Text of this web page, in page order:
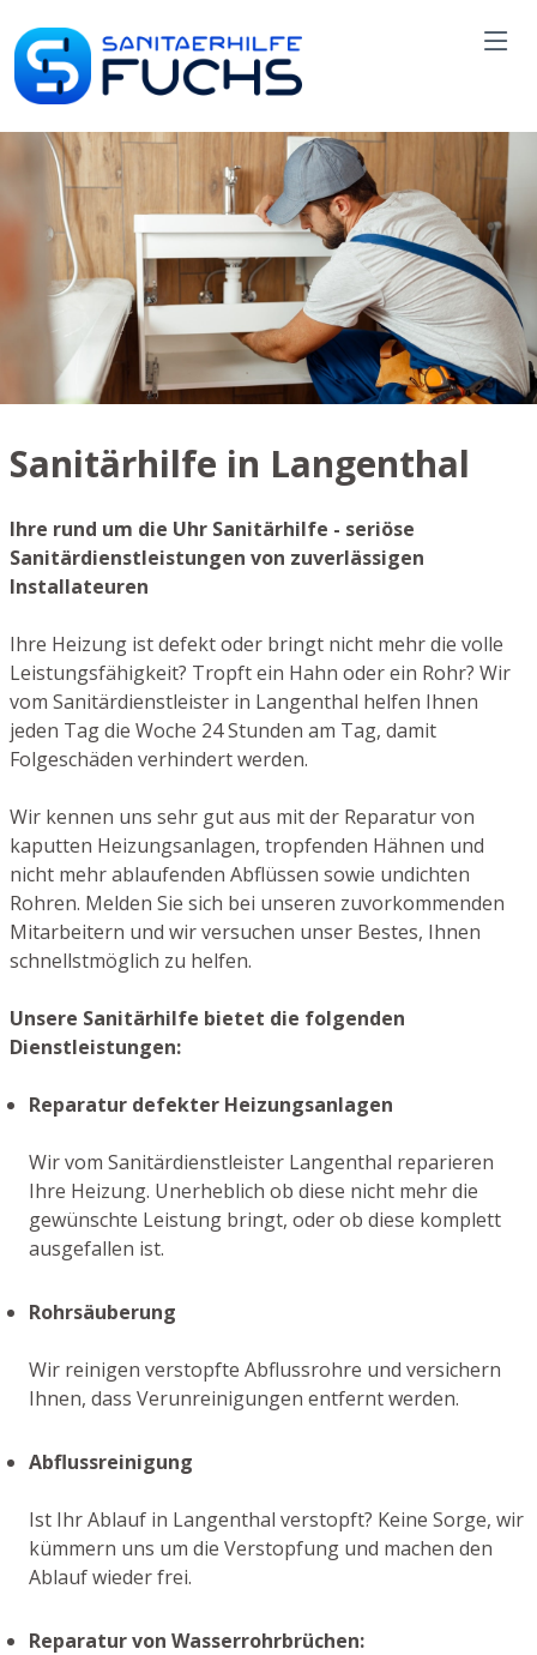
Sanitärhilfe in Langenthal
Ihre rund um die Uhr Sanitärhilfe - seriöse
Sanitärdienstleistungen von zuverlässigen
Installateuren
Ihre Heizung ist defekt oder bringt nicht mehr die volle
Leistungsfähigkeit? Tropft ein Hahn oder ein Rohr? Wir
vom Sanitärdienstleister in Langenthal helfen Ihnen
jeden Tag die Woche 24 Stunden am Tag, damit
Folgeschäden verhindert werden.
Wir kennen uns sehr gut aus mit der Reparatur von
kaputten Heizungsanlagen, tropfenden Hähnen und
nicht mehr ablaufenden Abflüssen sowie undichten
Rohren. Melden Sie sich bei unseren zuvorkommenden
Mitarbeitern und wir versuchen unser Bestes, Ihnen
schnellstmöglich zu helfen.
Unsere Sanitärhilfe bietet die folgenden
Dienstleistungen:
Reparatur defekter Heizungsanlagen
Wir vom Sanitärdienstleister Langenthal reparieren
Ihre Heizung. Unerheblich ob diese nicht mehr die
gewünschte Leistung bringt, oder ob diese komplett
ausgefallen ist.
Rohrsäuberung
Wir reinigen verstopfte Abflussrohre und versichern
Ihnen, dass Verunreinigungen entfernt werden.
Abflussreinigung
Ist Ihr Ablauf in Langenthal verstopft? Keine Sorge, wir
kümmern uns um die Verstopfung und machen den
Ablauf wieder frei.
Reparatur von Wasserrohrbrüchen: